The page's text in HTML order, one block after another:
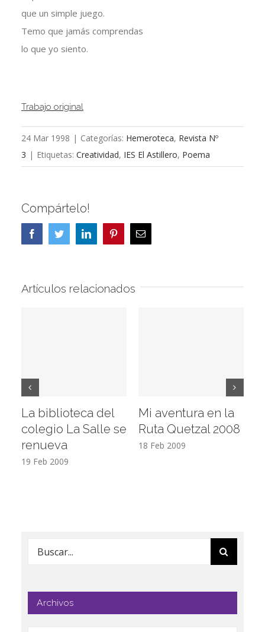
que un simple juego.
Temo que jamás comprendas
lo que yo siento.
Trabajo original
24 Mar 1998 | Categorías: Hemeroteca, Revista Nº
3 | Etiquetas: Creatividad, IES El Astillero, Poema
Compártelo!
FacebookTwitterLinkedInPinterestCorreo
electrónico
Artículos relacionados
La biblioteca del
colegio La Salle se
renueva
19 Feb 2009
Mi aventura en la
Ruta Quetzal 2008
18 Feb 2009
Buscar:
Archivos